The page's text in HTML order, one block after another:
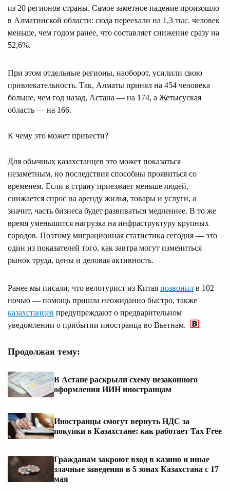
из 20 регионов страны. Самое заметное падение произошло
в Алматинской области: сюда переехали на 1,3 тыс. человек
меньше, чем годом ранее, что составляет снижение сразу на
52,6%.
При этом отдельные регионы, наоборот, усилили свою
привлекательность. Так, Алматы принял на 454 человека
больше, чем год назад, Астана — на 174, а Жетысуская
область — на 166.
К чему это может привести?
Для обычных казахстанцев это может показаться
незаметным, но последствия способны проявиться со
временем. Если в страну приезжает меньше людей,
снижается спрос на аренду жилья, товары и услуги, а
значит, часть бизнеса будет развиваться медленнее. В то же
время уменьшится нагрузка на инфраструктуру крупных
городов. Поэтому миграционная статистика сегодня — это
один из показателей того, как завтра могут измениться
рынок труда, цены и деловая активность.
Ранее мы писали, что велотурист из Китая позвонил в 102
ночью — помощь пришла неожиданно быстро, также
казахстанцев предупреждают о предварительном
уведомлении о прибытии иностранца во Вьетнам.
Продолжая тему:
В Астане раскрыли схему незаконного
оформления ИИН иностранцам
Иностранцы смогут вернуть НДС за
покупки в Казахстане: как работает Tax Free
Гражданам закроют вход в казино и иные
злачные заведения в 5 зонах Казахстана с 17
мая